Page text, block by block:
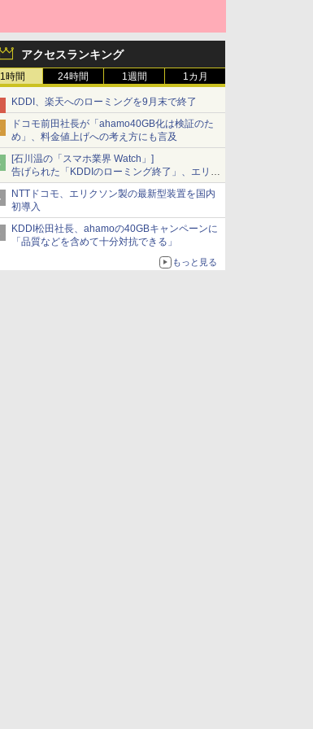
アクセスランキング
1時間 24時間 1週間 1カ月
KDDI、楽天へのローミングを9月末で終了
ドコモ前田社長が「ahamo40GB化は検証のた
め」、料金値上げへの考え方にも言及
[石川温の「スマホ業界 Watch」]
告げられた「KDDIのローミング終了」、エリア
マップの落とし穴と楽天モバイルの課題
NTTドコモ、エリクソン製の最新型装置を国内
初導入
KDDI松田社長、ahamoの40GBキャンペーンに
「品質などを含めて十分対抗できる」
もっと見る